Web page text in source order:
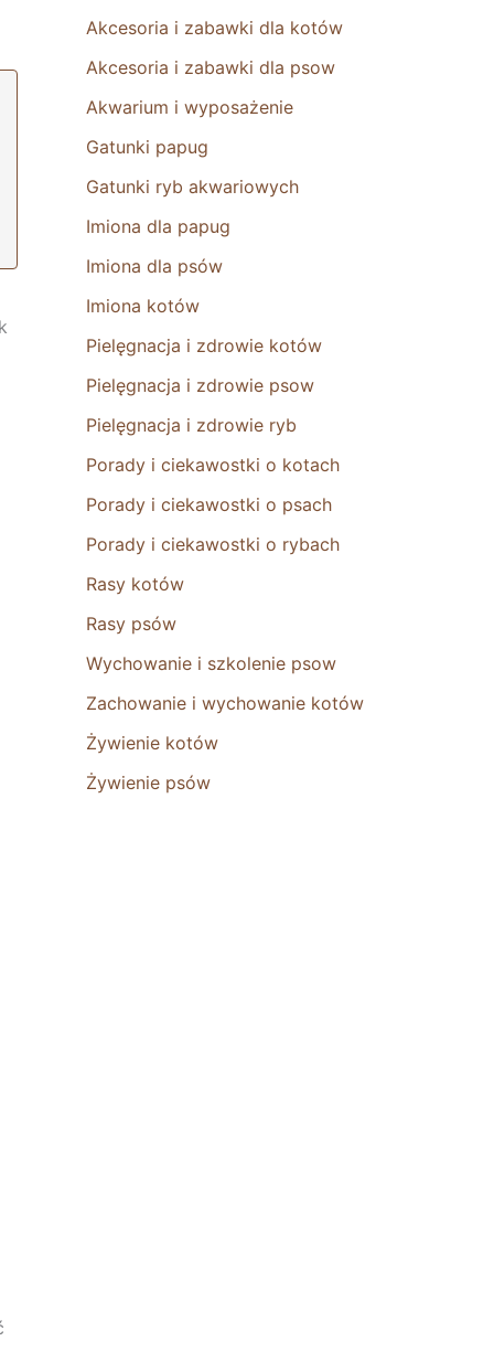
Akcesoria i zabawki dla kotów
Akcesoria i zabawki dla psow
Akwarium i wyposażenie
Gatunki papug
Gatunki ryb akwariowych
Imiona dla papug
Imiona dla psów
Imiona kotów
Pielęgnacja i zdrowie kotów
Pielęgnacja i zdrowie psow
Pielęgnacja i zdrowie ryb
Porady i ciekawostki o kotach
Porady i ciekawostki o psach
Porady i ciekawostki o rybach
Rasy kotów
Rasy psów
Wychowanie i szkolenie psow
Zachowanie i wychowanie kotów
Żywienie kotów
Żywienie psów